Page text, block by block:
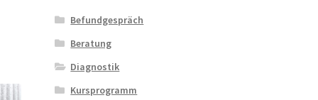
Befundgespräch
Beratung
Diagnostik
Kursprogramm